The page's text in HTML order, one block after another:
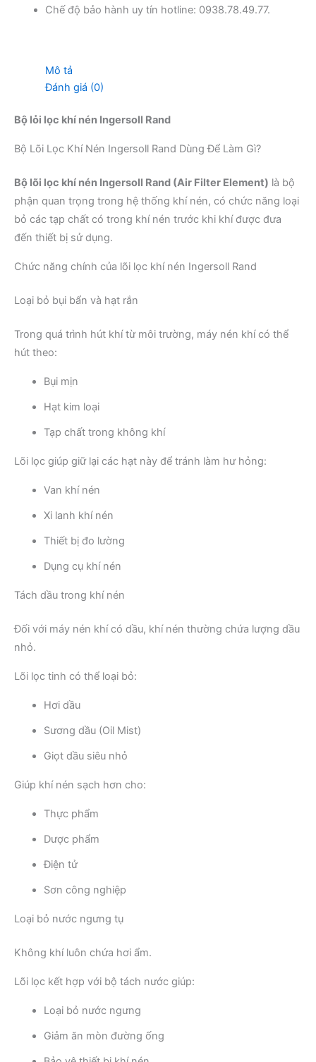
Chế độ bảo hành uy tín hotline: 0938.78.49.77.
Mô tả
Đánh giá (0)
Bộ lỏi lọc khí nén Ingersoll Rand
Bộ Lõi Lọc Khí Nén Ingersoll Rand Dùng Để Làm Gì?
Bộ lõi lọc khí nén Ingersoll Rand (Air Filter Element) là bộ
phận quan trọng trong hệ thống khí nén, có chức năng loại
bỏ các tạp chất có trong khí nén trước khi khí được đưa
đến thiết bị sử dụng.
Chức năng chính của lõi lọc khí nén Ingersoll Rand
Loại bỏ bụi bẩn và hạt rắn
Trong quá trình hút khí từ môi trường, máy nén khí có thể
hút theo:
Bụi mịn
Hạt kim loại
Tạp chất trong không khí
Lõi lọc giúp giữ lại các hạt này để tránh làm hư hỏng:
Van khí nén
Xi lanh khí nén
Thiết bị đo lường
Dụng cụ khí nén
Tách dầu trong khí nén
Đối với máy nén khí có dầu, khí nén thường chứa lượng dầu
nhỏ.
Lõi lọc tinh có thể loại bỏ:
Hơi dầu
Sương dầu (Oil Mist)
Giọt dầu siêu nhỏ
Giúp khí nén sạch hơn cho:
Thực phẩm
Dược phẩm
Điện tử
Sơn công nghiệp
Loại bỏ nước ngưng tụ
Không khí luôn chứa hơi ẩm.
Lõi lọc kết hợp với bộ tách nước giúp:
Loại bỏ nước ngưng
Giảm ăn mòn đường ống